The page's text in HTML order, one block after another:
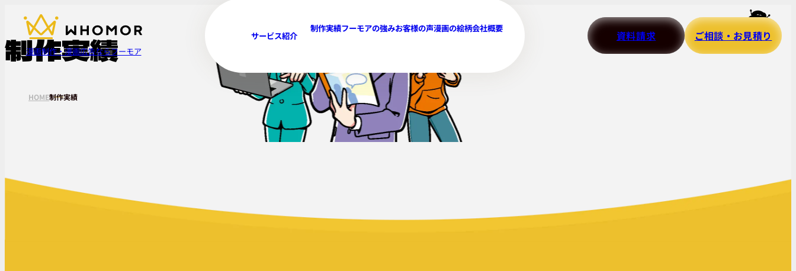
漫画制作・漫画広告ならフーモア
サービス紹介
制作実績フーモアの強みお客様の声漫画の絵柄会社概要
資料請求 ご相談・お見積り
制作実績
HOME制作実績